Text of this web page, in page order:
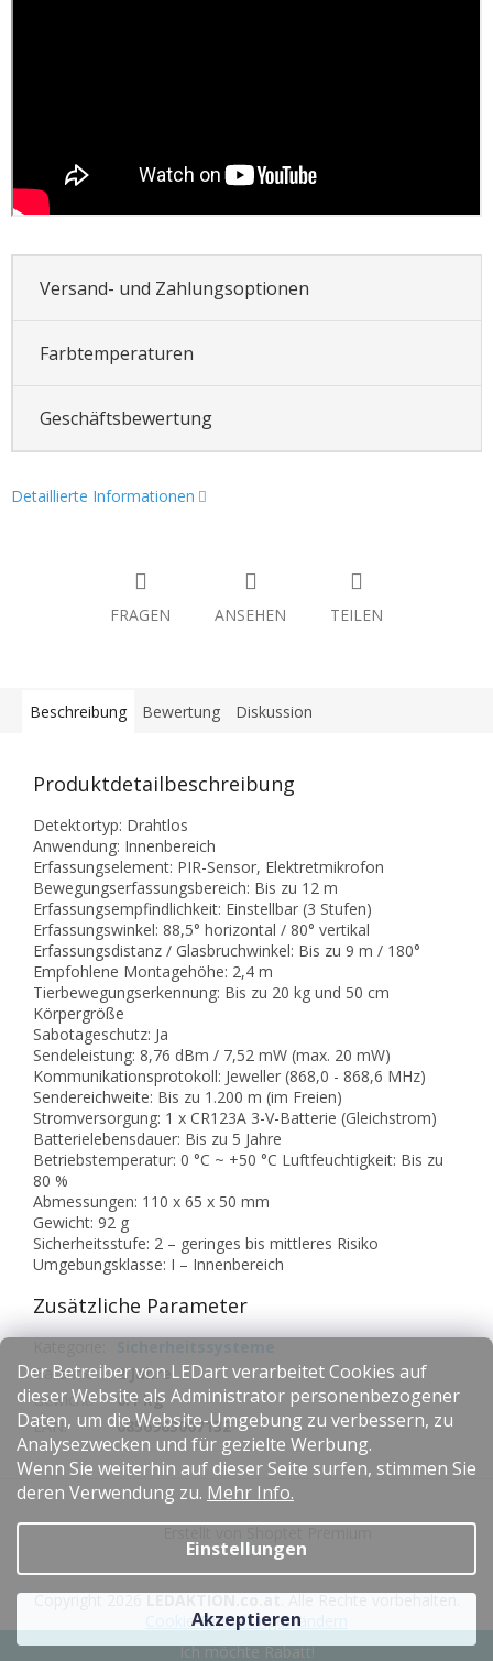
Der Betreiber von LEDart verarbeitet Cookies auf
dieser Website als Administrator personenbezogener
Daten, um die Website-Umgebung zu verbessern, zu
Analysezwecken und für gezielte Werbung.
Wenn Sie weiterhin auf dieser Seite surfen, stimmen Sie
deren Verwendung zu. Mehr Info.
Einstellungen
Akzeptieren
Versand- und Zahlungsoptionen
Farbtemperaturen
Geschäftsbewertung
Detaillierte Informationen
FRAGEN ANSEHEN TEILEN
Beschreibung Bewertung Diskussion
Produktdetailbeschreibung
Detektortyp: Drahtlos
Anwendung: Innenbereich
Erfassungselement: PIR-Sensor, Elektretmikrofon
Bewegungserfassungsbereich: Bis zu 12 m
Erfassungsempfindlichkeit: Einstellbar (3 Stufen)
Erfassungswinkel: 88,5° horizontal / 80° vertikal
Erfassungsdistanz / Glasbruchwinkel: Bis zu 9 m / 180°
Empfohlene Montagehöhe: 2,4 m
Tierbewegungserkennung: Bis zu 20 kg und 50 cm
Körpergröße
Sabotageschutz: Ja
Sendeleistung: 8,76 dBm / 7,52 mW (max. 20 mW)
Kommunikationsprotokoll: Jeweller (868,0 - 868,6 MHz)
Sendereichweite: Bis zu 1.200 m (im Freien)
Stromversorgung: 1 x CR123A 3-V-Batterie (Gleichstrom)
Batterielebensdauer: Bis zu 5 Jahre
Betriebstemperatur: 0 °C ~ +50 °C Luftfeuchtigkeit: Bis zu
80 %
Abmessungen: 110 x 65 x 50 mm
Gewicht: 92 g
Sicherheitsstufe: 2 – geringes bis mittleres Risiko
Umgebungsklasse: I – Innenbereich
Zusätzliche Parameter
Garantie:
2 Jahre
Gewicht:
0.1 kg
EAN: 0856963007132
l
Copyright 2026LEDAKTION.co.at. Alle Rechte vorbehalten.
Cookie-Einstellungen ändern
Ich möchte Rabatt!